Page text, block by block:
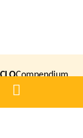
inhoud
gaan
CLOCompendium
voor de
Home